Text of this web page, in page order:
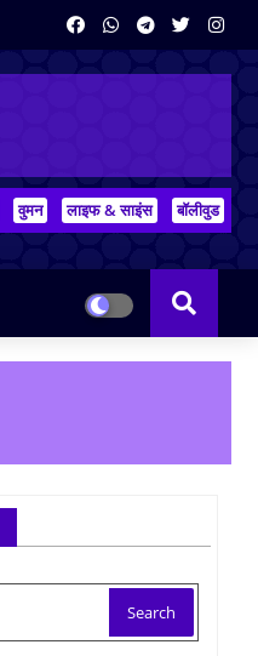
वुमन लाइफ & साइंस बॉलीवुड